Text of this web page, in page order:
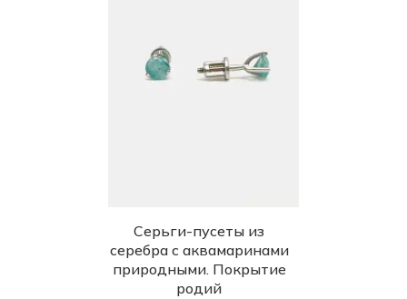
Серьги-пусеты из
серебра с аквамаринами
природными. Покрытие
родий